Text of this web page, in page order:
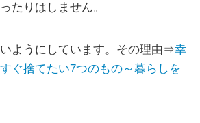
たりはしません。
ようにしています。その理由⇒幸
ぐ捨てたい7つのもの～暮らしを